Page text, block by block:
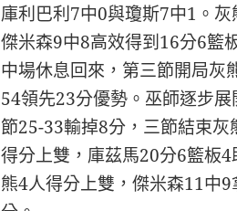
庫利巴利7中0與瓊斯7中1。
傑米森9中8高效得到16分6籃
中場休息回來，第三節開局
54領先23分優勢。巫師逐步
節25-33輸掉8分，三節結束
得分上雙，庫茲馬20分6籃板
熊4人得分上雙，傑米森11中